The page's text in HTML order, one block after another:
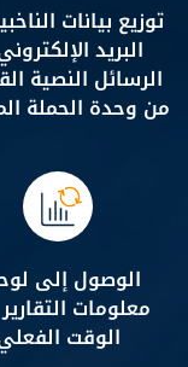
توزيع بيانات
البريد
الرسائل النصية
من وحدة الحملة
الوصول إلى
معلومات
الوقت